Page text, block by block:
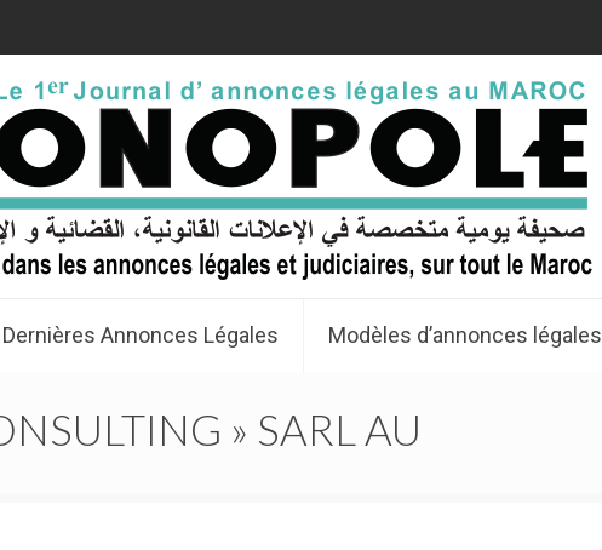
Dernières Annonces Légales Modèles d’annonces légales
» SARL AU